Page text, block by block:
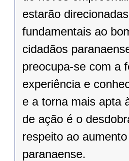
estarão
fundamentais ao
cidadãos
preocupa-se com a
experiência e
e a torna mais apta
de ação é o
respeito ao
paranaense.